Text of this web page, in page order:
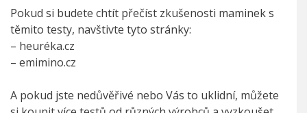
Pokud si budete chtít přečíst zkušenosti maminek s
těmito testy, navštivte tyto stránky:
– heuréka.cz
– emimino.cz
A pokud jste nedůvěřivé nebo Vás to uklidní, můžete